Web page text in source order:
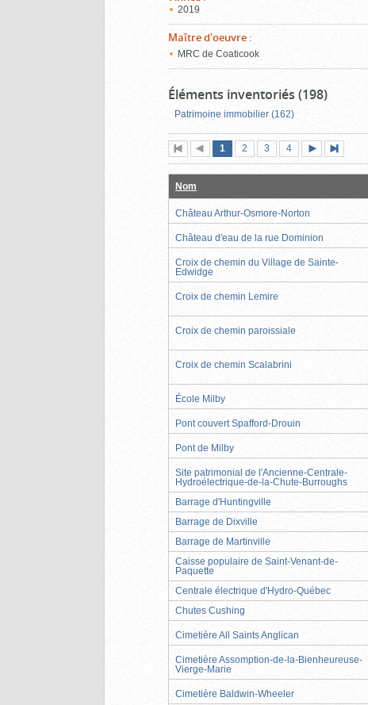
2019
Maître d'oeuvre :
MRC de Coaticook
Éléments inventoriés (198)
Patrimoine immobilier (162)
Première
page
Page
précédente
Page
1 (page
actuelle)
Page
2 Page
3 Page
4
suivante
page
Nom
Château Arthur-Osmore-Norton
Château d'eau de la rue Dominion
Croix de chemin du Village de Sainte-
Edwidge
Croix de chemin Lemire
Croix de chemin paroissiale
Croix de chemin Scalabrini
École Milby
Pont couvert Spafford-Drouin
Pont de Milby
Site patrimonial de l'Ancienne-Centrale-
Hydroélectrique-de-la-Chute-Burroughs
Barrage d'Huntingville
Barrage de Dixville
Barrage de Martinville
Caisse populaire de Saint-Venant-de-
Paquette
Centrale électrique d'Hydro-Québec
Chutes Cushing
Cimetière All Saints Anglican
Cimetière Assomption-de-la-Bienheureuse-
Vierge-Marie
Cimetière Baldwin-Wheeler